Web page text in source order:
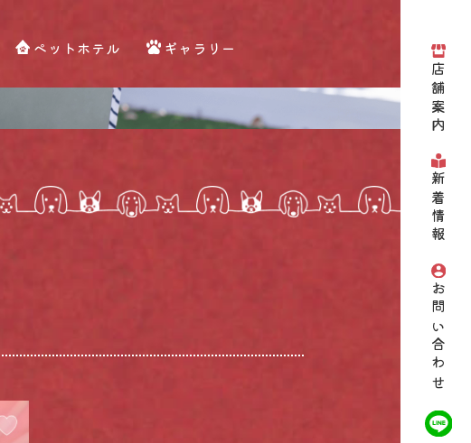
ペットホテル ギャラリー
店舗案内
新着情報
お問い合わせ